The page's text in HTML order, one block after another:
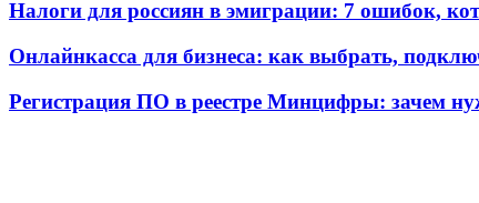
Налоги для россиян в эмиграции: 7 ошибок,
Онлайнкасса для бизнеса: как выбрать,
Регистрация ПО в реестре Минцифры: зачем